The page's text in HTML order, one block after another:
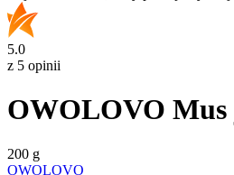
5.0
z 5 opinii
OWOLOVO Mus
200 g
OWOLOVO